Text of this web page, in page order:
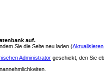
auf.
Sie die Seite neu laden (
Administrator geschickt, den Sie